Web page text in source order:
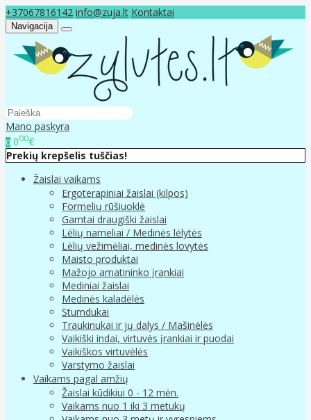
+37067816142 info@zuja.lt Kontaktai
Navigacija
Mano paskyra
0 000€
Prekių krepšelis tuščias!
Žaislai vaikams
Ergoterapiniai žaislai (kilpos)
Formelių rūšiuoklė
Gamtai draugiški žaislai
Lėlių nameliai / Medinės lėlytės
Lėlių vežimėliai, medinės lovytės
Maisto produktai
Mažojo amatininko įrankiai
Mediniai žaislai
Medinės kaladėlės
Stumdukai
Traukinukai ir jų dalys / Mašinėlės
Vaikiški indai, virtuvės įrankiai ir puodai
Vaikiškos virtuvėlės
Varstymo žaislai
Vaikams pagal amžių
Žaislai kūdikiui 0 - 12 mėn.
Vaikams nuo 1 iki 3 metukų